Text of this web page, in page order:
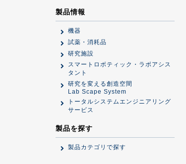
製品情報
機器
試薬・消耗品
研究施設
スマートロボティック・ラボアシス
タント
研究を変える創造空間
Lab Scape System
トータルシステムエンジニアリング
サービス
製品を探す
製品カテゴリで探す